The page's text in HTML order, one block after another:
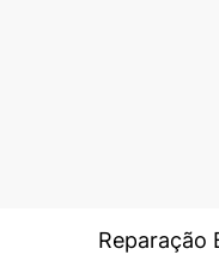
Reparação